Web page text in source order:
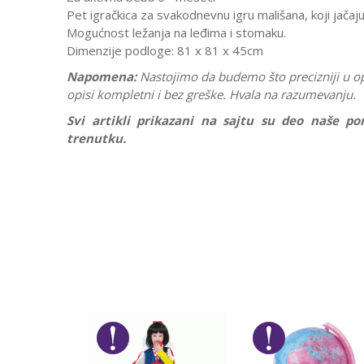
Pet igračkica za svakodnevnu igru mališana, koji
Mogućnost ležanja na leđima i stomaku.
Dimenzije podloge: 81 x 81 x 45cm
Napomena: Nastojimo da budemo što precizniji u
opisi kompletni i bez greške. Hvala na razumevanju.
Svi artikli prikazani na sajtu su deo naše
trenutku.